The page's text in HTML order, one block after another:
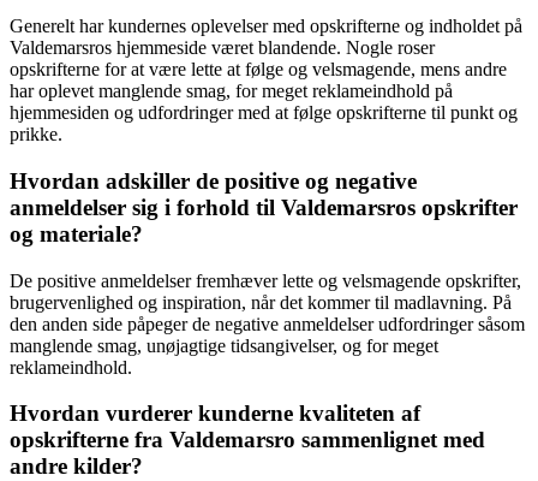
Generelt har kundernes oplevelser med opskrifterne og indholdet på
Valdemarsros hjemmeside været blandende. Nogle roser
opskrifterne for at være lette at følge og velsmagende, mens andre
har oplevet manglende smag, for meget reklameindhold på
hjemmesiden og udfordringer med at følge opskrifterne til punkt og
prikke.
Hvordan adskiller de positive og negative
anmeldelser sig i forhold til Valdemarsros opskrifter
og materiale?
De positive anmeldelser fremhæver lette og velsmagende opskrifter,
brugervenlighed og inspiration, når det kommer til madlavning. På
den anden side påpeger de negative anmeldelser udfordringer såsom
manglende smag, unøjagtige tidsangivelser, og for meget
reklameindhold.
Hvordan vurderer kunderne kvaliteten af
opskrifterne fra Valdemarsro sammenlignet med
andre kilder?